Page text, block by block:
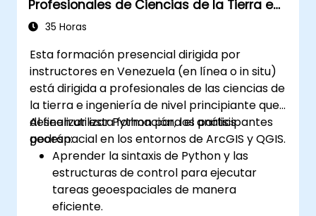
Fundamental.
Profesionales de Ciencias de la Tierra e
Ingeniería
35 Horas
Esta formación presencial dirigida por
instructores en Venezuela (en línea o in situ)
está dirigida a profesionales de las ciencias de
la tierra e ingeniería de nivel principiante que
deseen utilizar Python para el análisis
geoespacial en los entornos de ArcGIS y QGIS.
Al finalizar esta formación, los participantes
podrán:
Aprender la sintaxis de Python y las
estructuras de control para ejecutar
tareas geoespaciales de manera
eficiente.